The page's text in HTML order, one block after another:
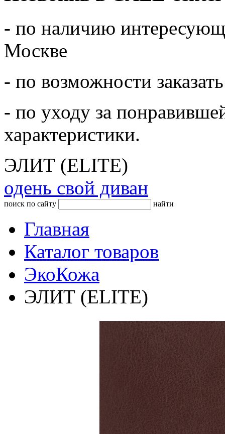
- по наличию
Москве
- по возможности
- по уходу за
характеристики.
ЭЛИТ (ELITE)
одень свой диван
поиск по сайту найти
Главная
Каталог товаров
ЭкоКожа
ЭЛИТ (ELITE)